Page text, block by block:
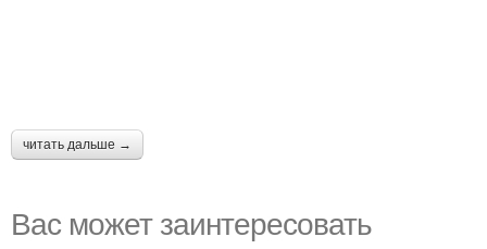
читать дальше →
Вас может заинтересовать